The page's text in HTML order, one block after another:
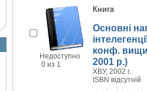
Недоступно
0 из 1
Книга
Основні
конф.
2001 р.)
ХВУ, 2002 г.
ISBN відсутній